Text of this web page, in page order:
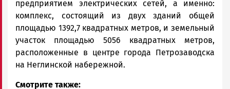
предприятием электрических сетей, а именно:
комплекс, состоящий из двух зданий общей
площадью 1392,7 квадратных метров, и земельный
участок площадью 5056 квадратных метров,
расположенные в центре города Петрозаводска
на Неглинской набережной.
Смотрите также: